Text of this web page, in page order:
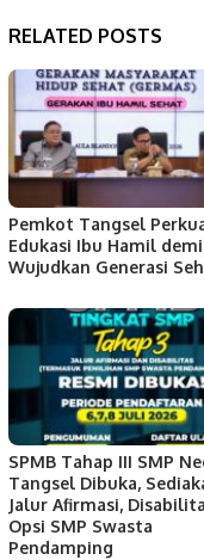
RELATED POSTS
Pemkot Tangsel
Edukasi Ibu Hamil demi
Wujudkan Generasi
SPMB Tahap III SMP
Tangsel Dibuka,
Jalur Afirmasi,
Opsi SMP Swasta
Pendamping